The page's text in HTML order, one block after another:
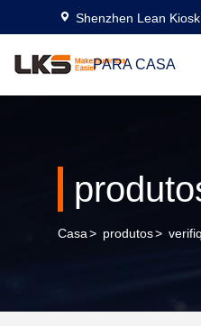
Shenzhen Lean
PARA CASA
Casa> produtos>